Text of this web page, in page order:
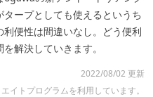
ープとしても使えるというち
便性は間違いなし。どう便利
解決していきます。
2022/08/02 更新
イトプログラムを利用しています。